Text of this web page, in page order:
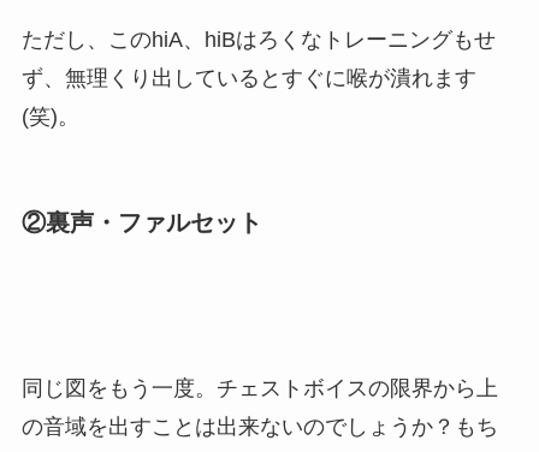
ただし、このhiA、hiBはろくなトレーニングもせ
ず、無理くり出しているとすぐに喉が潰れます
(笑)。
②裏声・ファルセット
同じ図をもう一度。チェストボイスの限界から上
の音域を出すことは出来ないのでしょうか？もち